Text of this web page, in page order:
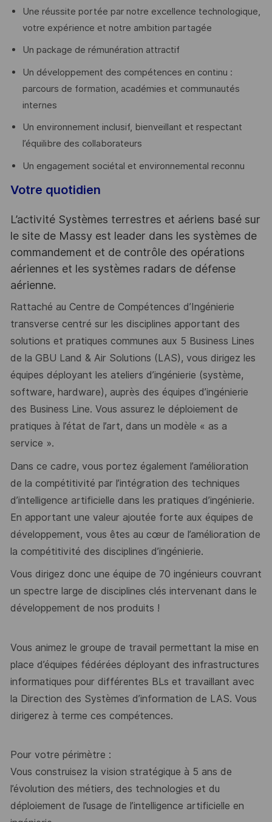
Une réussite portée par notre excellence technologique,
votre expérience et notre ambition partagée
Un package de rémunération attractif
Un développement des compétences en continu :
parcours de formation, académies et communautés
internes
Un environnement inclusif, bienveillant et respectant
l’équilibre des collaborateurs
Un engagement sociétal et environnemental reconnu
Votre quotidien
L’activité Systèmes terrestres et aériens basé sur
le site de Massy est leader dans les systèmes de
commandement et de contrôle des opérations
aériennes et les systèmes radars de défense
aérienne.
Rattaché au Centre de Compétences d’Ingénierie
transverse centré sur les disciplines apportant des
solutions et pratiques communes aux 5 Business Lines
de la GBU Land & Air Solutions (LAS), vous dirigez les
équipes déployant les ateliers d’ingénierie (système,
software, hardware), auprès des équipes d’ingénierie
des Business Line. Vous assurez le déploiement de
pratiques à l’état de l’art, dans un modèle « as a
service ».
Dans ce cadre, vous portez également l’amélioration
de la compétitivité par l’intégration des techniques
d’intelligence artificielle dans les pratiques d’ingénierie.
En apportant une valeur ajoutée forte aux équipes de
développement, vous êtes au cœur de l’amélioration de
la compétitivité des disciplines d’ingénierie.
Vous dirigez donc une équipe de 70 ingénieurs couvrant
un spectre large de disciplines clés intervenant dans le
développement de nos produits !
Vous animez le groupe de travail permettant la mise en
place d’équipes fédérées déployant des infrastructures
informatiques pour différentes BLs et travaillant avec
la Direction des Systèmes d’information de LAS. Vous
dirigerez à terme ces compétences.
Pour votre périmètre :
Vous construisez la vision stratégique à 5 ans de
l’évolution des métiers, des technologies et du
déploiement de l’usage de l’intelligence artificielle en